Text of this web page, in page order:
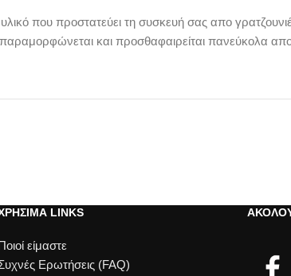
που προστατεύει τη συσκευή σας απο
και προσθαφαιρείται πανεύκολα
LINKS
είμαστε
Ερωτήσεις (FAQ)